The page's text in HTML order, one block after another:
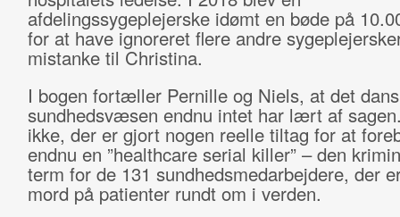
afdelingssygeplejerske idømt en bøde på
for at have ignoreret flere andre
mistanke til Christina.
I bogen fortæller Pernille og Niels, at det
sundhedsvæsen endnu intet har lært af
ikke, der er gjort nogen reelle tiltag for at
endnu en ”healthcare serial killer” – den
term for de 131 sundhedsmedarbejdere, der
mord på patienter rundt om i verden.